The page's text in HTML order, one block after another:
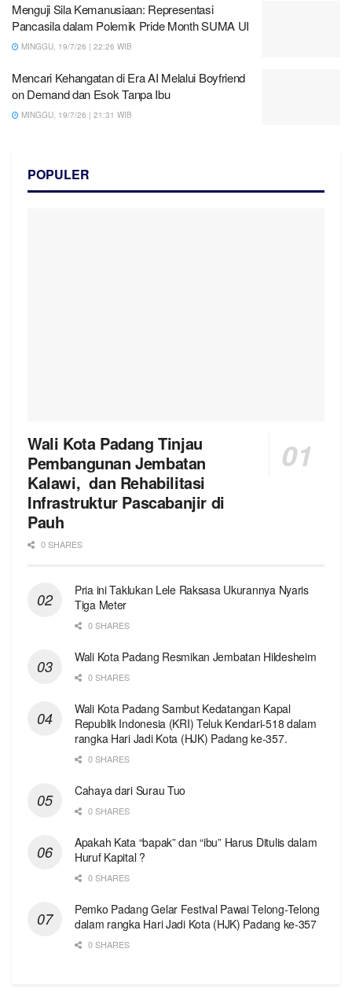
Menguji Sila Kemanusiaan: Representasi
Pancasila dalam Polemik Pride Month SUMA UI
MINGGU, 19/7/26 | 22:26 WIB
Mencari Kehangatan di Era AI Melalui Boyfriend
on Demand dan Esok Tanpa Ibu
MINGGU, 19/7/26 | 21:31 WIB
POPULER
Wali Kota Padang Tinjau
Pembangunan Jembatan
Kalawi, dan Rehabilitasi
Infrastruktur Pascabanjir di
Pauh
0 SHARES
Pria ini Taklukan Lele Raksasa Ukurannya Nyaris
Tiga Meter
0 SHARES
Wali Kota Padang Resmikan Jembatan Hildesheim
0 SHARES
Wali Kota Padang Sambut Kedatangan Kapal
Republik Indonesia (KRI) Teluk Kendari-518 dalam
rangka Hari Jadi Kota (HJK) Padang ke-357.
0 SHARES
Cahaya dari Surau Tuo
0 SHARES
Apakah Kata “bapak” dan “ibu” Harus Ditulis dalam
Huruf Kapital ?
0 SHARES
Pemko Padang Gelar Festival Pawai Telong-Telong
dalam rangka Hari Jadi Kota (HJK) Padang ke-357
0 SHARES